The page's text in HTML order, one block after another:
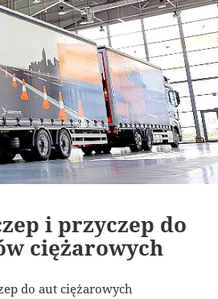
i przyczep do
ciężarowych
do aut ciężarowych